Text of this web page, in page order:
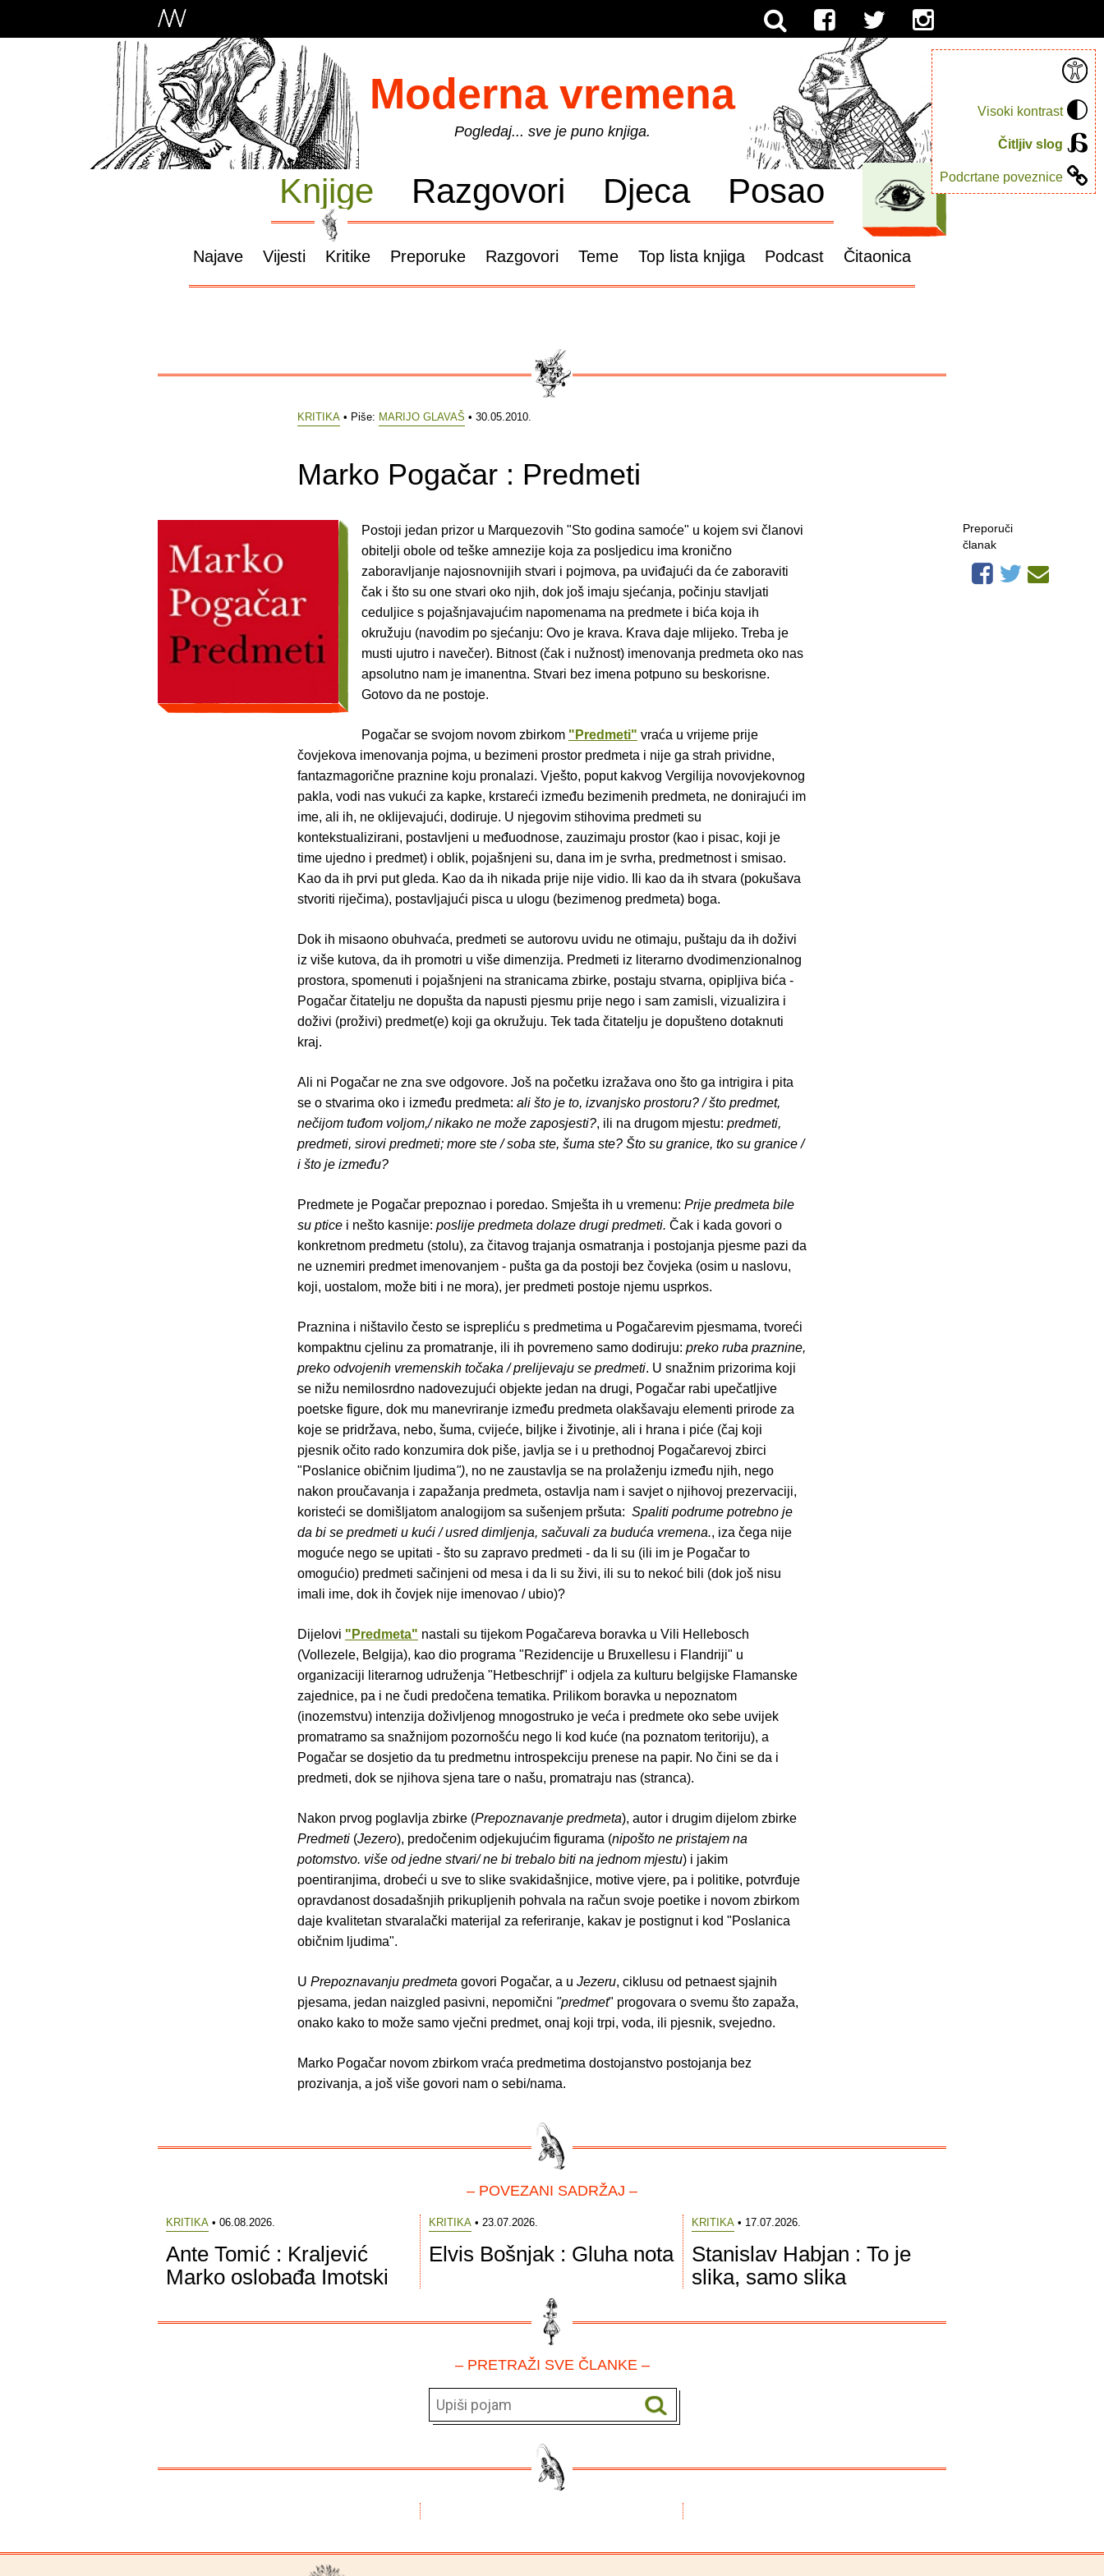
Visoki kontrast
Čitljiv slog
Podcrtane poveznice
Moderna vremena
Pogledaj... sve je puno knjiga.
Knjige Razgovori Djeca Posao
Najave Vijesti Kritike Preporuke Razgovori Teme Top lista knjiga Podcast Čitaonica
KRITIKA • Piše: MARIJO GLAVAŠ • 30.05.2010.
Marko Pogačar : Predmeti
Postoji jedan prizor u Marquezovih "Sto godina samoće" u kojem svi članovi
obitelji obole od teške amnezije koja za posljedicu ima kronično
zaboravljanje najosnovnijih stvari i pojmova, pa uviđajući da će zaboraviti
čak i što su one stvari oko njih, dok još imaju sjećanja, počinju stavljati
ceduljice s pojašnjavajućim napomenama na predmete i bića koja ih
okružuju (navodim po sjećanju: Ovo je krava. Krava daje mlijeko. Treba je
musti ujutro i navečer). Bitnost (čak i nužnost) imenovanja predmeta oko nas
apsolutno nam je imanentna. Stvari bez imena potpuno su beskorisne.
Gotovo da ne postoje.
Pogačar se svojom novom zbirkom "Predmeti" vraća u vrijeme prije
čovjekova imenovanja pojma, u bezimeni prostor predmeta i nije ga strah prividne,
fantazmagorične praznine koju pronalazi. Vješto, poput kakvog Vergilija novovjekovnog
pakla, vodi nas vukući za kapke, krstareći između bezimenih predmeta, ne donirajući im
ime, ali ih, ne oklijevajući, dodiruje. U njegovim stihovima predmeti su
kontekstualizirani, postavljeni u međuodnose, zauzimaju prostor (kao i pisac, koji je
time ujedno i predmet) i oblik, pojašnjeni su, dana im je svrha, predmetnost i smisao.
Kao da ih prvi put gleda. Kao da ih nikada prije nije vidio. Ili kao da ih stvara (pokušava
stvoriti riječima), postavljajući pisca u ulogu (bezimenog predmeta) boga.
Dok ih misaono obuhvaća, predmeti se autorovu uvidu ne otimaju, puštaju da ih doživi
iz više kutova, da ih promotri u više dimenzija. Predmeti iz literarno dvodimenzionalnog
prostora, spomenuti i pojašnjeni na stranicama zbirke, postaju stvarna, opipljiva bića -
Pogačar čitatelju ne dopušta da napusti pjesmu prije nego i sam zamisli, vizualizira i
doživi (proživi) predmet(e) koji ga okružuju. Tek tada čitatelju je dopušteno dotaknuti
kraj.
Ali ni Pogačar ne zna sve odgovore. Još na početku izražava ono što ga intrigira i pita
se o stvarima oko i između predmeta: ali što je to, izvanjsko prostoru? / što predmet,
nečijom tuđom voljom,/ nikako ne može zaposjesti?, ili na drugom mjestu: predmeti,
predmeti, sirovi predmeti; more ste / soba ste, šuma ste? Što su granice, tko su granice /
i što je između?
Predmete je Pogačar prepoznao i poredao. Smješta ih u vremenu: Prije predmeta bile
su ptice i nešto kasnije: poslije predmeta dolaze drugi predmeti. Čak i kada govori o
konkretnom predmetu (stolu), za čitavog trajanja osmatranja i postojanja pjesme pazi da
ne uznemiri predmet imenovanjem - pušta ga da postoji bez čovjeka (osim u naslovu,
koji, uostalom, može biti i ne mora), jer predmeti postoje njemu usprkos.
Praznina i ništavilo često se isprepliću s predmetima u Pogačarevim pjesmama, tvoreći
kompaktnu cjelinu za promatranje, ili ih povremeno samo dodiruju: preko ruba praznine,
preko odvojenih vremenskih točaka / prelijevaju se predmeti. U snažnim prizorima koji
se nižu nemilosrdno nadovezujući objekte jedan na drugi, Pogačar rabi upečatljive
poetske figure, dok mu manevriranje između predmeta olakšavaju elementi prirode za
koje se pridržava, nebo, šuma, cvijeće, biljke i životinje, ali i hrana i piće (čaj koji
pjesnik očito rado konzumira dok piše, javlja se i u prethodnoj Pogačarevoj zbirci
"Poslanice običnim ljudima"), no ne zaustavlja se na prolaženju između njih, nego
nakon proučavanja i zapažanja predmeta, ostavlja nam i savjet o njihovoj prezervaciji,
koristeći se domišljatom analogijom sa sušenjem pršuta: Spaliti podrume potrebno je
da bi se predmeti u kući / usred dimljenja, sačuvali za buduća vremena., iza čega nije
moguće nego se upitati - što su zapravo predmeti - da li su (ili im je Pogačar to
omogućio) predmeti sačinjeni od mesa i da li su živi, ili su to nekoć bili (dok još nisu
imali ime, dok ih čovjek nije imenovao / ubio)?
Dijelovi "Predmeta" nastali su tijekom Pogačareva boravka u Vili Hellebosch
(Vollezele, Belgija), kao dio programa "Rezidencije u Bruxellesu i Flandriji" u
organizaciji literarnog udruženja "Hetbeschrijf" i odjela za kulturu belgijske Flamanske
zajednice, pa i ne čudi predočena tematika. Prilikom boravka u nepoznatom
(inozemstvu) intenzija doživljenog mnogostruko je veća i predmete oko sebe uvijek
promatramo sa snažnijom pozornošću nego li kod kuće (na poznatom teritoriju), a
Pogačar se dosjetio da tu predmetnu introspekciju prenese na papir. No čini se da i
predmeti, dok se njihova sjena tare o našu, promatraju nas (stranca).
Nakon prvog poglavlja zbirke (Prepoznavanje predmeta), autor i drugim dijelom zbirke
Predmeti (Jezero), predočenim odjekujućim figurama (nipošto ne pristajem na
potomstvo. više od jedne stvari/ ne bi trebalo biti na jednom mjestu) i jakim
poentiranjima, drobeći u sve to slike svakidašnjice, motive vjere, pa i politike, potvrđuje
opravdanost dosadašnjih prikupljenih pohvala na račun svoje poetike i novom zbirkom
daje kvalitetan stvaralački materijal za referiranje, kakav je postignut i kod "Poslanica
običnim ljudima".
U Prepoznavanju predmeta govori Pogačar, a u Jezeru, ciklusu od petnaest sjajnih
pjesama, jedan naizgled pasivni, nepomični "predmet" progovara o svemu što zapaža,
onako kako to može samo vječni predmet, onaj koji trpi, voda, ili pjesnik, svejedno.
Marko Pogačar novom zbirkom vraća predmetima dostojanstvo postojanja bez
prozivanja, a još više govori nam o sebi/nama.
Preporuči
članak
– POVEZANI SADRŽAJ –
KRITIKA• 06.08.2026.
Ante Tomić : Kraljević
Marko oslobađa Imotski
KRITIKA• 23.07.2026.
Elvis Bošnjak : Gluha nota
KRITIKA• 17.07.2026.
Stanislav Habjan : To je
slika, samo slika
– PRETRAŽI SVE ČLANKE –